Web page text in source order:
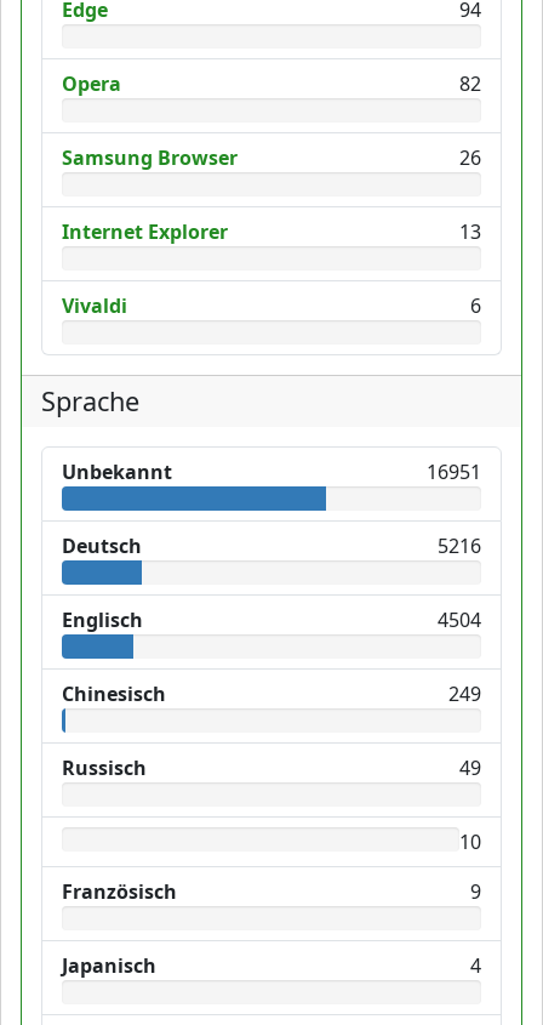
Edge 94
Opera 82
Samsung Browser 26
Internet Explorer 13
Vivaldi 6
Sprache
Unbekannt 16951
Deutsch 5216
Englisch 4504
Chinesisch 249
Russisch 49
10
Französisch
9
Japanisch 4